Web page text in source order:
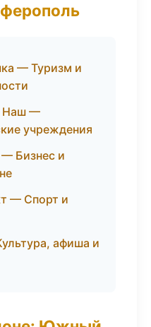
— Туризм и
Наш —
учреждения
Бизнес и
— Спорт и
афиша и